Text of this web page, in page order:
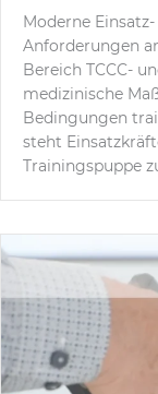
Moderne
Anforderungen
Bereich TCCC-
medizinische
Bedingungen
steht
Trainingspuppe